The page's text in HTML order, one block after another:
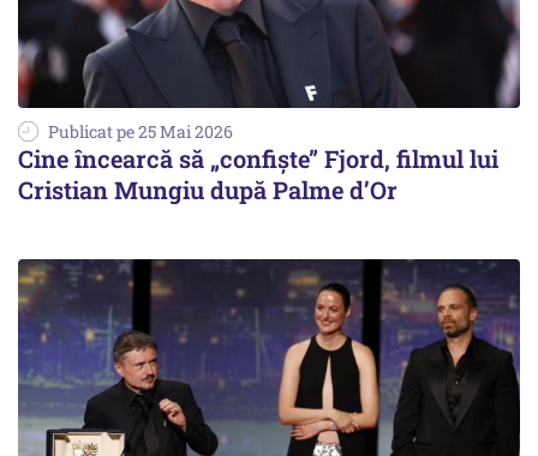
Publicat pe 25 Mai 2026
Cine încearcă să „confişte” Fjord, filmul lui
Cristian Mungiu după Palme d’Or